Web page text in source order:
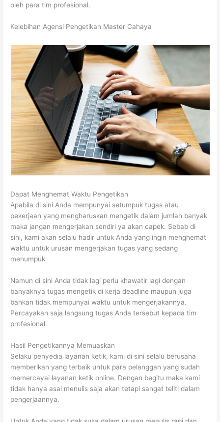
oleh para tim profesional.
Kelebihan Agensi Pengetikan Master Cahaya
Dapat Menghemat Waktu Pengetikan
Apabila di sini Anda mempunyai setumpuk tugas atau
pekerjaan yang mengharuskan mengetik dalam jumlah banyak
maka jangan mengerjakan sendiri ya akan capek. Sebab di
sini, kami akan selalu hadir untuk Anda yang ingin menghemat
waktu untuk urusan mengerjakan tugas yang sedang
menumpuk.
Namun di sini Anda tidak lagi perlu khawatir lagi dengan
banyaknya tugas mengetik di kerja deadline maupun juga
bahkan tidak mempunyai waktu untuk mengerjakannya.
Percayakan saja langsung tugas Anda tersebut kepada tim
profesional.
Hasil Pengetikannya Memuaskan
Selaku penyedia layanan ketik, kami di sini selalu berusaha
memberikan yang terbaik untuk para pelanggan yang sudah
memercayai layanan ketik online. Dengan begitu maka kami
tidak hanya asal menulis saja akan tetapi sangat teliti dalam
pengerjaannya.